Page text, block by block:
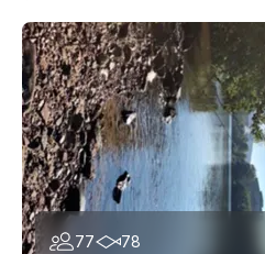
77 78